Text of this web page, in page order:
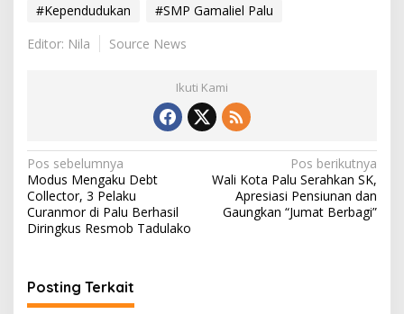
#Kependudukan
#SMP Gamaliel Palu
Editor: Nila
Source News
Ikuti Kami
N
a
v
i
a
Pos sebelumnya
Modus Mengaku Debt
Collector, 3 Pelaku
Curanmor di Palu Berhasil
Diringkus Resmob Tadulako
Pos berikutnya
Wali Kota Palu Serahkan SK,
Apresiasi Pensiunan dan
Gaungkan “Jumat Berbagi”
Posting Terkait